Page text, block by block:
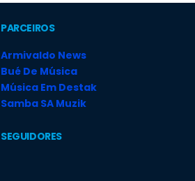
PARCEIROS
Armivaldo News
Bué De Música
Música Em Destak
Samba SA Muzik
SEGUIDORES